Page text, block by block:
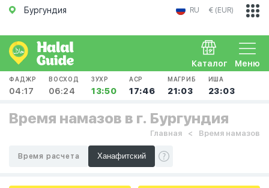
Бургундия RU € (EUR)
Меню
Каталог
ФАДЖР
04:17
ВОСХОД
06:24
ЗУХР
13:50
АСР
17:46
МАГРИБ
21:03
ИША
23:03
Время намазов в г. Бургундия
Главная Время намазов
Время расчета